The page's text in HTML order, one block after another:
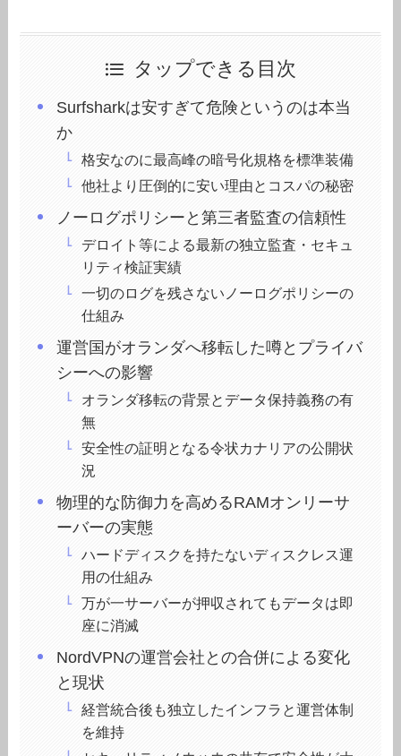
タップできる目次
Surfsharkは安すぎて危険というのは本当
か
格安なのに最高峰の暗号化規格を標準装備
他社より圧倒的に安い理由とコスパの秘密
ノーログポリシーと第三者監査の信頼性
デロイト等による最新の独立監査・セキュ
リティ検証実績
一切のログを残さないノーログポリシーの
仕組み
運営国がオランダへ移転した噂とプライバ
シーへの影響
オランダ移転の背景とデータ保持義務の有
無
安全性の証明となる令状カナリアの公開状
況
物理的な防御力を高めるRAMオンリーサ
ーバーの実態
ハードディスクを持たないディスクレス運
用の仕組み
万が一サーバーが押収されてもデータは即
座に消滅
NordVPNの運営会社との合併による変化
と現状
経営統合後も独立したインフラと運営体制
を維持